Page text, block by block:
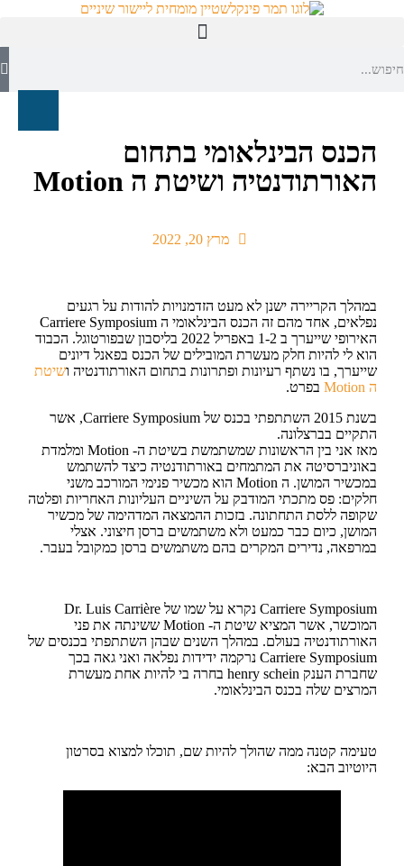
הכנס הבינלאומי בתחום
האורתודנטיה ושיטת ה Motion
מרץ 20, 2022
במהלך הקריירה ישנן לא מעט הזדמנויות להודות על רגעים
נפלאים, אחד מהם זה הכנס הבינלאומי ה Carriere Symposium
האירופי שייערך ב 1-2 באפריל 2022 בליסבון שבפורטוגל. הכבוד
הוא לי להיות חלק מעשרת המובילים של הכנס בפאנל דיונים
שייערך, בו נשתף רעיונות ופתרונות בתחום האורתודנטיה ושיטת
ה Motion
בפרט.
בשנת 2015 השתתפתי בכנס של Carriere Symposium, אשר
התקיים בברצלונה.
מאז אני בין הראשונות שמשתמשת בשיטת ה- Motion ומלמדת
באוניברסיטה את המתמחים באורתודנטיה כיצד להשתמש
במכשיר המושן. ה Motion הוא מכשיר פנימי המורכב משני
חלקים: פס מתכתי המודבק על השיניים העליונות האחריות ופלטה
שקופה ללסת התחתונה. בזכות ההמצאה המדהימה של מכשיר
המושן, כיום כבר כמעט ולא משתמשים ברסן חיצוני. אצלי
במרפאה, נדירים המקרים בהם משתמשים ברסן כמקובל בעבר.
Carriere Symposium נקרא על שמו של Dr. Luis Carrière
המוכשר, אשר המציא שיטת ה- Motion ששינתה את פני
האורתודנטיה בעולם. במהלך השנים שבהן השתתפתי בכנסים של
Carriere Symposium נרקמה ידידות נפלאה ואני גאה בכך
שחברת הענק henry schein בחרה בי להיות אחת מעשרת
המרצים שלה בכנס הבינלאומי.
טעימה קטנה ממה שהולך להיות שם, תוכלו למצוא בסרטון
היוטיוב הבא: